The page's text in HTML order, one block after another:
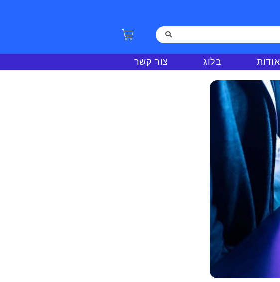
אודות בלוג צור קשר